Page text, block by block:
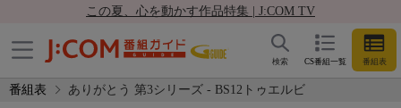
この夏、心を動かす作品特集 | J:COM TV
CS番組一覧 番組表
検索
番組表 ありがとう 第3シリーズ - BS12トゥエルビ